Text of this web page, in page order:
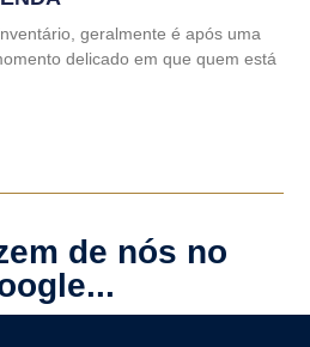
geralmente é após uma
delicado em que quem está
de nós no